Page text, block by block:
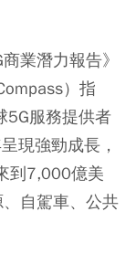
業潛力報告》
）指
5G服務提供者
現強勁成長，
到7,000億美
自駕車、公共